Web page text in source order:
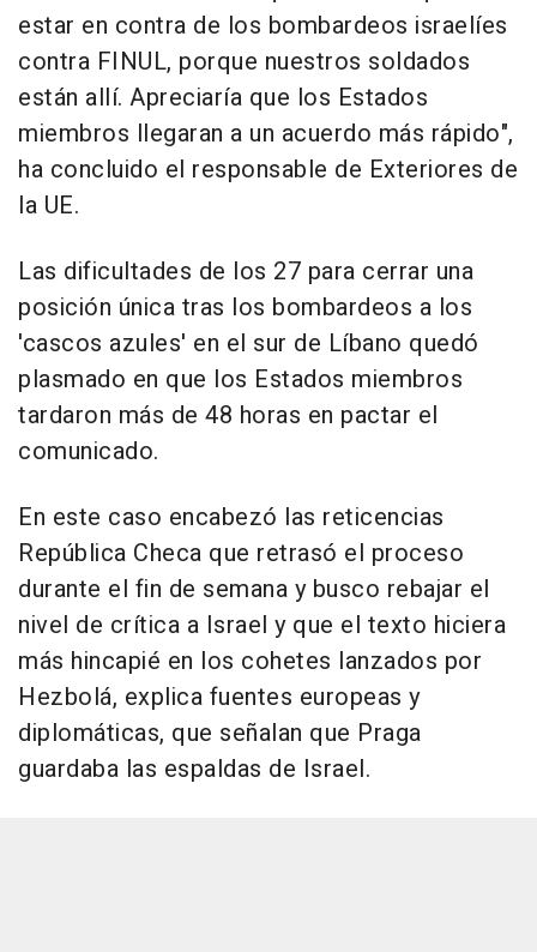
estar en contra de los bombardeos israelíes
contra FINUL, porque nuestros soldados
están allí. Apreciaría que los Estados
miembros llegaran a un acuerdo más rápido",
ha concluido el responsable de Exteriores de
la UE.
Las dificultades de los 27 para cerrar una
posición única tras los bombardeos a los
'cascos azules' en el sur de Líbano quedó
plasmado en que los Estados miembros
tardaron más de 48 horas en pactar el
comunicado.
En este caso encabezó las reticencias
República Checa que retrasó el proceso
durante el fin de semana y busco rebajar el
nivel de crítica a Israel y que el texto hiciera
más hincapié en los cohetes lanzados por
Hezbolá, explica fuentes europeas y
diplomáticas, que señalan que Praga
guardaba las espaldas de Israel.